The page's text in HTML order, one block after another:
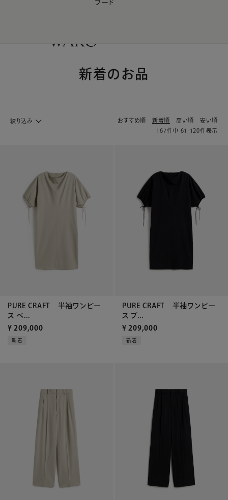
【会員様限定】夏のプレゼントキャンペーン開催中
フード
新着のお品
おすすめ順 新着順 高い順
安い順
167件中 61-120件表示
絞り込み
PURE CRAFT 半袖ワンピー
ス ベ...
¥ 209,000
新着
PURE CRAFT 半袖ワンピー
ス ブ...
¥ 209,000
新着